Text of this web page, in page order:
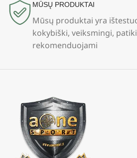
MŪSŲ PRODUKTAI
Mūsų produktai yra
kokybiški, veiksmingi,
rekomenduojami